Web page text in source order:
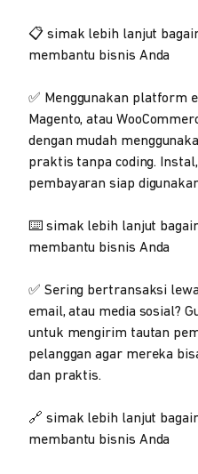
📋 simak lebih lanjut
membantu bisnis Anda
✅ Menggunakan platform
Magento, atau
dengan mudah
praktis tanpa coding.
pembayaran siap
⌨️ simak lebih lanjut
membantu bisnis Anda
✅ Sering bertransaksi
email, atau media sosial?
untuk mengirim tautan
pelanggan agar mereka
dan praktis.
🔗 simak lebih lanjut
membantu bisnis Anda